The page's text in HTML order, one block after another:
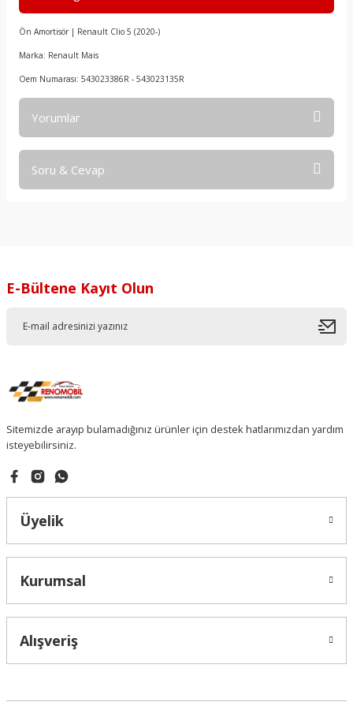
Ön Amortisör | Renault Clio 5 (2020-)
Marka: Renault Mais
Oem Numarası: 543023386R - 543023135R
Yorumlar
Soru & Cevap
E-Bültene Kayıt Olun
Sitemizde arayıp bulamadığınız ürünler için destek hatlarımızdan yardım
isteyebilirsiniz.
Üyelik
Kurumsal
Alışveriş